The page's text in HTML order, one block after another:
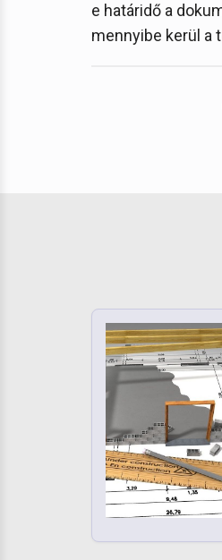
e határidő a
mennyibe kerül a